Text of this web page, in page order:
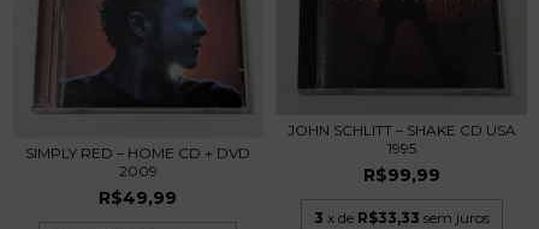
SIMPLY RED – HOME CD + DVD
2009
R$49,99
JOHN SCHLITT – SHAKE CD USA
1995
R$99,99
3 x de R$33,33 sem juros